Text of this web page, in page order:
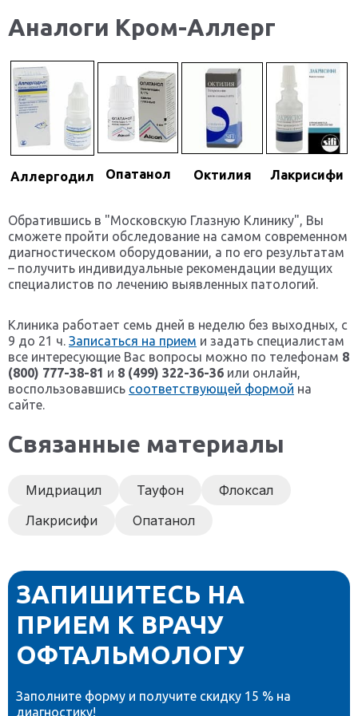
Аналоги Кром-Аллерг
Аллергодил Опатанол Октилия Лакрисифи
Обратившись в "Московскую Глазную Клинику", Вы
сможете пройти обследование на самом современном
диагностическом оборудовании, а по его результатам
– получить индивидуальные рекомендации ведущих
специалистов по лечению выявленных патологий.
Клиника работает семь дней в неделю без выходных, с
9 до 21 ч. Записаться на прием и задать специалистам
все интересующие Вас вопросы можно по телефонам 8
(800) 777-38-81 и 8 (499) 322-36-36 или онлайн,
воспользовавшись соответствующей формой на
сайте.
Связанные материалы
Мидриацил Тауфон
Флоксал
Лакрисифи
Опатанол
ЗАПИШИТЕСЬ НА
ПРИЕМ К ВРАЧУ
ОФТАЛЬМОЛОГУ
Заполните форму и получите скидку 15 % на
диагностику!